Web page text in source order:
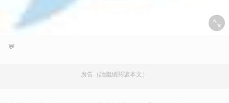
💬
廣告（請繼續閱讀本文）